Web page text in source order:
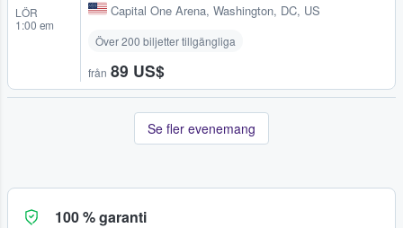
LÖR
1:00 em
Capital One Arena, Washington, DC, US
Över 200 biljetter tillgängliga
från 89 US$
Se fler evenemang
100 % garanti